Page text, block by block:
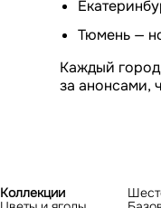
Тюмень —
Каждый
за анонсами,
Коллекции